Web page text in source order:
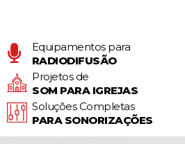
Equipamentos para
RADIODIFUSÃO
Projetos de
SOM PARA IGREJAS
Soluções Completas
PARA SONORIZAÇÕES